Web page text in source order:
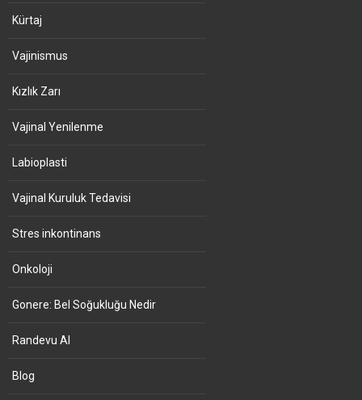
Kürtaj
Vajinismus
Kızlık Zarı
Vajinal Yenilenme
Labioplasti
Vajinal Kuruluk Tedavisi
Stres inkontinans
Onkoloji
Gonere: Bel Soğukluğu Nedir
Randevu Al
Blog